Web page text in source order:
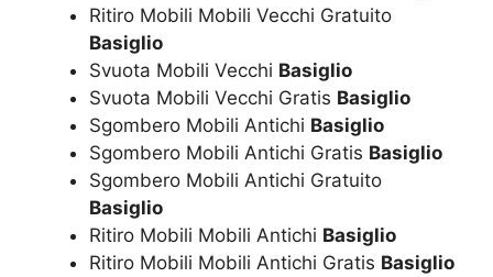
Ritiro Mobili Mobili Vecchi Gratuito
Basiglio
Svuota Mobili Vecchi Basiglio
Svuota Mobili Vecchi Gratis Basiglio
Sgombero Mobili Antichi Basiglio
Sgombero Mobili Antichi Gratis Basiglio
Sgombero Mobili Antichi Gratuito
Basiglio
Ritiro Mobili Mobili Antichi Basiglio
Ritiro Mobili Mobili Antichi Gratis Basiglio